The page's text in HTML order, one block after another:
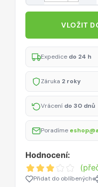
VLOŽIT
Expedice do 24 h
Záruka 2 roky
Vrácení do 30 dnů
Poradíme
Hodnocení:
Přidat do oblíbených